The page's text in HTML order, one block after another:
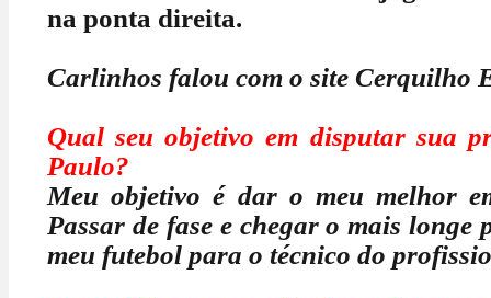
na ponta direita.
Carlinhos falou com o site Cerquilho
Qual seu objetivo em disputar sua
Paulo?
Meu objetivo é dar o meu melhor
Passar de fase e chegar o mais longe
meu futebol para o técnico do